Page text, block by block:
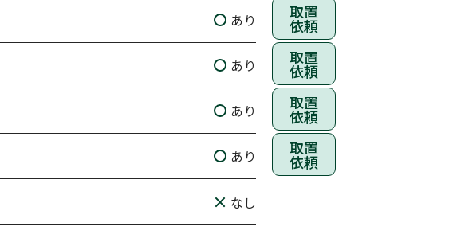
あり 取置
依頼
あり 取置
依頼
あり 取置
依頼
あり 取置
依頼
なし